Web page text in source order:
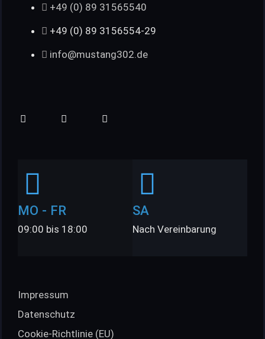
+49 (0) 89 31565540
+49 (0) 89 3156554-29
info@mustang302.de
MO - FR
09:00 bis 18:00
SA
Nach Vereinbarung
Impressum
Datenschutz
Cookie-Richtlinie (EU)